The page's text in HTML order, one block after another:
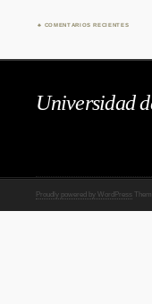
COMENTARIOS RECIENTES
Universidad
Proudly powered by WordPress